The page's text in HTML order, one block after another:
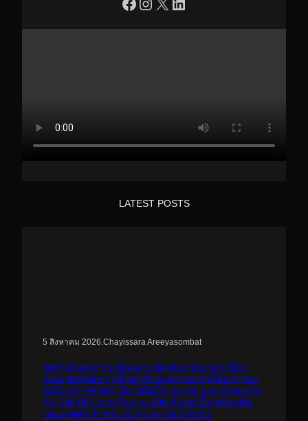
LATEST POSTS
5 สิงหาคม 2026 Chayissara Areeyasombat
ซูซูกิ เดินหน้ากระตุ้นตลาด B-SUV ช่วงกลางปีจัด
แคมเปญพิเศษ ลูกค้าซูซูกิและครอบครัวเป็นเจ้าของ
SUZUKI FRONX ได้ง่ายยิ่งขึ้น รุ่น GL ราคาพิเศษเริ่ม
ต้น 599,000 บาท จำนวน 200 คันเท่านั้น พร้อมข้อ
เสนอสุดคุ้มสำหรับ GLX และ GLX PLUS